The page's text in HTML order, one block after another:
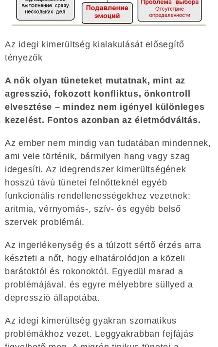
Az idegi kimerültség kialakulását elősegítő
tényezők
A nők olyan tüneteket mutatnak, mint az
agresszió, fokozott konfliktus, önkontroll
elvesztése – mindez nem igényel különleges
kezelést. Fontos azonban az életmódváltás.
Az ember nem mindig van tudatában mindennek,
ami vele történik, bármilyen hang vagy szag
idegesíti. Az idegrendszer kimerültségének
hosszú távú tünetei felnőtteknél egyéb
funkcionális rendellenességekhez vezetnek:
aritmia, vérnyomás-, szív- és egyéb belső
szervek problémái.
Az ingerlékenység és a túlzott sértő érzés arra
készteti a nőt, hogy elhatárolódjon a közeli
barátoktól és rokonoktól. Egyedül marad a
problémájával, és egyre mélyebbre süllyed a
depresszió állapotába.
Az idegi kimerültség gyakran szomatikus
problémákhoz vezet. Leggyakrabban fejfájás